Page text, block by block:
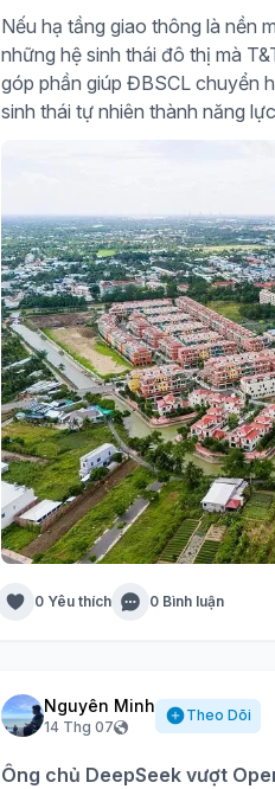
Nếu hạ tầng giao thông là nền
những hệ sinh thái đô thị mà
góp phần giúp ĐBSCL chuyển
sinh thái tự nhiên thành năng
0 Yêu thích 0 Bình luận
Nguyên Minh
14 Thg 07
Theo Dõi
Ông chủ DeepSeek vượt